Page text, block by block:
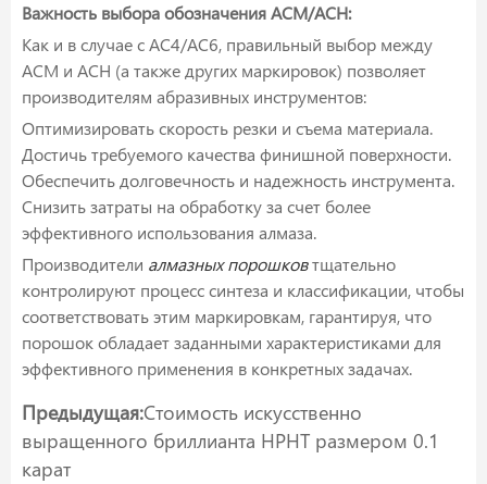
Важность выбора обозначения ACM/ACH:
Как и в случае с AC4/AC6, правильный выбор между
ACM и ACH (а также других маркировок) позволяет
производителям абразивных инструментов:
Оптимизировать скорость резки и съема материала.
Достичь требуемого качества финишной поверхности.
Обеспечить долговечность и надежность инструмента.
Снизить затраты на обработку за счет более
эффективного использования алмаза.
Производители алмазных порошковтщательно
контролируют процесс синтеза и классификации, чтобы
соответствовать этим маркировкам, гарантируя, что
порошок обладает заданными характеристиками для
эффективного применения в конкретных задачах.
Предыдущая:Стоимость искусственно
выращенного бриллианта HPHT размером 0.1
карат